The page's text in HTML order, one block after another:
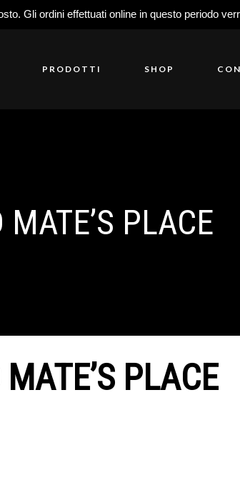
Gli ordini effettuati online in questo periodo
PRODOTTI SHOP
MATE’S PLACE
PLACE